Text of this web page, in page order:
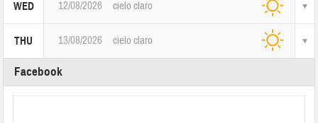
WED 12/08/2026 cielo claro
THU 13/08/2026 cielo claro
Facebook